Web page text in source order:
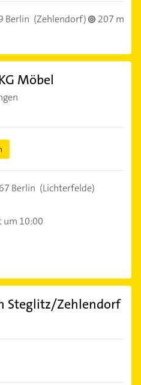
Berlin (Zehlendorf)
207 m
Möbel
Berlin (Lichterfelde)
um 10:00
Steglitz/Zehlendorf